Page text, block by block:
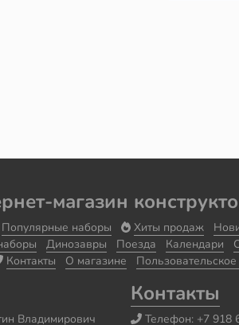
магазин
Популярные наборы Хиты продаж
Динозавры Поезда Календари
Контакты О магазине
Владимирович
Контакты
Телефон: +7 918